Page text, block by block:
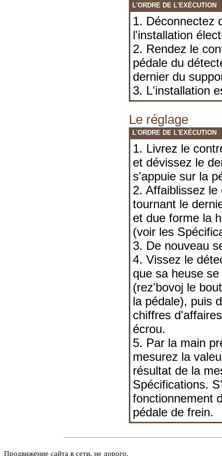
L'ORDRE DE L'EXÉCUTION
1. Déconnectez
l'installation
2. Rendez le
pédale du
dernier du
3. L'installation
Le réglage
L'ORDRE DE L'EXÉCUTION
1. Livrez le
et dévissez le
s'appuie sur la
2. Affaiblissez
tournant le
et due forme la
(voir les
3. De nouveau
4. Vissez le
que sa heuse
(rez'bovoj le
la pédale), puis
chiffres
écrou.
5. Par la main
mesurez la
résultat de la
Spécifications.
fonctionnement
pédale de frein.
Продвижение сайта в сети, не дорого.